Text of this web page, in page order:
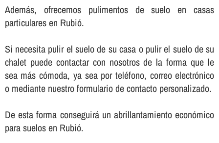
Además, ofrecemos pulimentos de suelo en casas
particulares en Rubió.
Si necesita pulir el suelo de su casa o pulir el suelo de su
chalet puede contactar con nosotros de la forma que le
sea más cómoda, ya sea por teléfono, correo electrónico
o mediante nuestro formulario de contacto personalizado.
De esta forma conseguirá un abrillantamiento económico
para suelos en Rubió.